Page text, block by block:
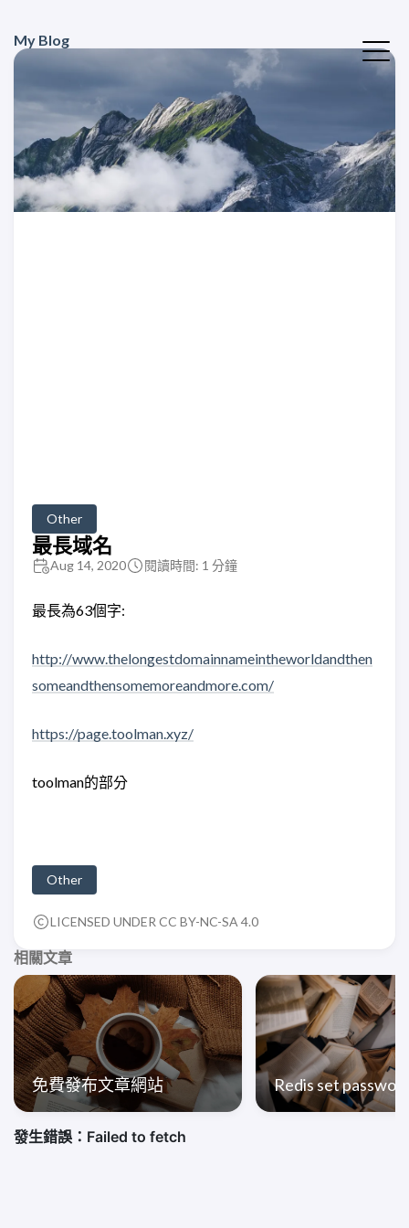
My Blog
Other
最長域名
Aug 14, 2020 閱讀時間: 1 分鐘
最長為63個字:
http://www.thelongestdomainnameintheworldandthen
someandthensomemoreandmore.com/
https://page.toolman.xyz/
toolman的部分
Other
LICENSED UNDER CC BY-NC-SA 4.0
相關文章
免費發布文章網站 Redis set